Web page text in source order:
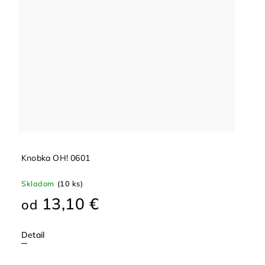
Knobka OH! 0601
Skladom (10 ks)
od 13,10 €
Detail